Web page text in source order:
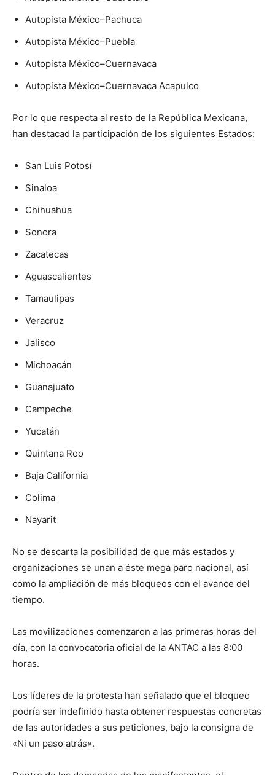
Autopista México–Pachuca
Autopista México–Puebla
Autopista México–Cuernavaca
Autopista México–Cuernavaca Acapulco
Por lo que respecta al resto de la República Mexicana,
han destacad la participación de los siguientes Estados:
San Luis Potosí
Sinaloa
Chihuahua
Sonora
Zacatecas
Aguascalientes
Tamaulipas
Veracruz
Jalisco
Michoacán
Guanajuato
Campeche
Yucatán
Quintana Roo
Baja California
Colima
Nayarit
No se descarta la posibilidad de que más estados y
organizaciones se unan a éste mega paro nacional, así
como la ampliación de más bloqueos con el avance del
tiempo.
Las movilizaciones comenzaron a las primeras horas del
día, con la convocatoria oficial de la ANTAC a las 8:00
horas.
Los líderes de la protesta han señalado que el bloqueo
podría ser indefinido hasta obtener respuestas concretas
de las autoridades a sus peticiones, bajo la consigna de
«Ni un paso atrás».